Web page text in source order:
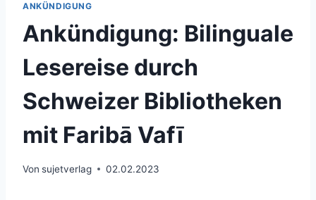
ANKÜNDIGUNG
Ankündigung: Bilinguale
Lesereise durch
Schweizer Bibliotheken
mit Faribā Vafī
Von sujetverlag 02.02.2023